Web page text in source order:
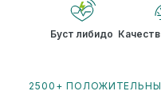
Буст либидо
2500+